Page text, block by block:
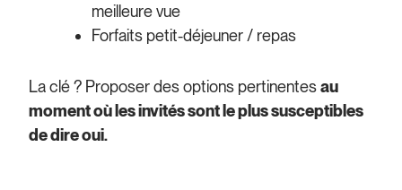
meilleure vue
Forfaits petit-déjeuner / repas
La clé ? Proposer des options pertinentesau
moment où les invités sont le plus susceptibles
de dire oui.